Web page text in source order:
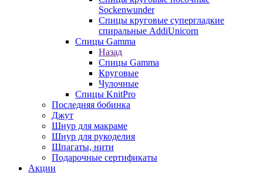
Sockenwunder
Спицы круговые супергладкие
спиральные AddiUnicorn
Спицы Gamma
Назад
Спицы Gamma
Круговые
Чулочные
Спицы KnitPro
Последняя бобинка
Джут
Шнур для макраме
Шнур для рукоделия
Шпагаты, нити
Подарочные сертификаты
Акции